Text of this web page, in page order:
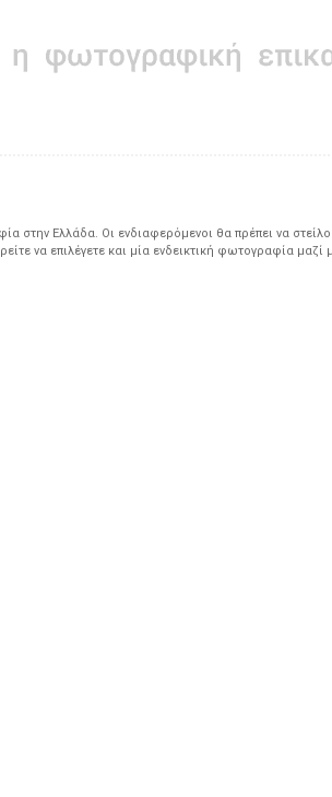
Ελλάδα. Οι ενδιαφερόμενοι θα πρέπει να
να επιλέγετε και μία ενδεικτική φωτογραφία μαζί